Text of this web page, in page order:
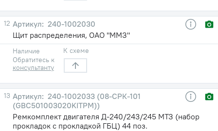
12
240-1002030
Щит распределения, ОАО "ММЗ"
Наличие
Обратитесь к
консультанту
К схеме
13
240-1002033 (08-СРК-101
(GBC501003020KITPM))
Ремкомплект двигателя Д-240/243/245 МТЗ (набор
прокладок с прокладкой ГБЦ) 44 поз.